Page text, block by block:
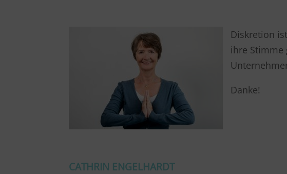
Diskretion
ihre Stimme
Danke!
CATHRIN ENGELHARDT